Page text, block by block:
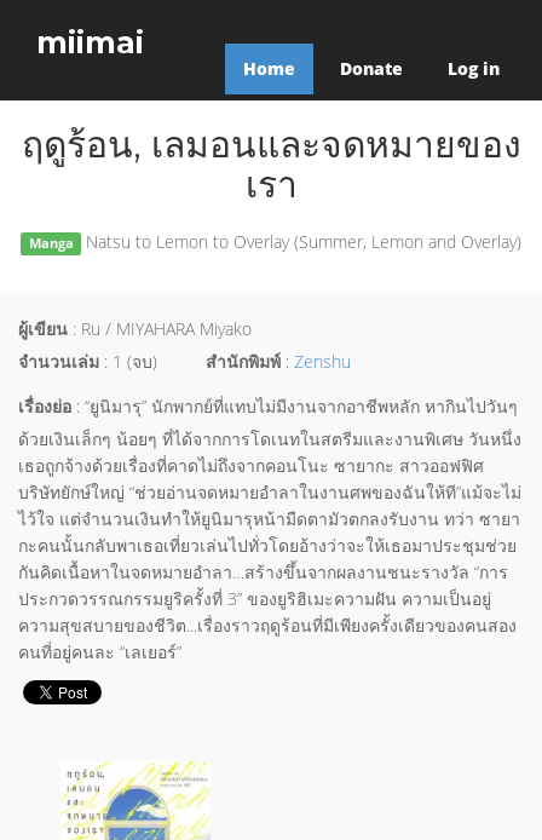
miimai
Home Donate Log in
ฤดูร้อน, เลมอนและจดหมายของ
เรา
Manga Natsu to Lemon to Overlay (Summer, Lemon and Overlay)
ผู้เขียน : Ru / MIYAHARA Miyako
จำนวนเล่ม : 1 (จบ) สำนักพิมพ์ : Zenshu
เรื่องย่อ : “ยูนิมารุ” นักพากย์ที่แทบไม่มีงานจากอาชีพหลัก หากินไปวันๆ
ด้วยเงินเล็กๆ น้อยๆ ที่ได้จากการโดเนทในสตรีมและงานพิเศษ วันหนึ่ง
เธอถูกจ้างด้วยเรื่องที่คาดไม่ถึงจากคอนโนะ ซายากะ สาวออฟฟิศ
บริษัทยักษ์ใหญ่ “ช่วยอ่านจดหมายอำลาในงานศพของฉันให้ที”แม้จะไม่
ไว้ใจ แต่จำนวนเงินทำให้ยูนิมารุหน้ามืดตามัวตกลงรับงาน ทว่า ซายา
กะคนนั้นกลับพาเธอเที่ยวเล่นไปทั่วโดยอ้างว่าจะให้เธอมาประชุมช่วย
กันคิดเนื้อหาในจดหมายอำลา…สร้างขึ้นจากผลงานชนะรางวัล “การ
ประกวดวรรณกรรมยูริครั้งที่ 3” ของยูริฮิเมะความฝัน ความเป็นอยู่
ความสุขสบายของชีวิต...เรื่องราวฤดูร้อนที่มีเพียงครั้งเดียวของคนสอง
คนที่อยู่คนละ “เลเยอร์”